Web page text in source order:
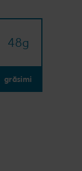
48g
grăsimi